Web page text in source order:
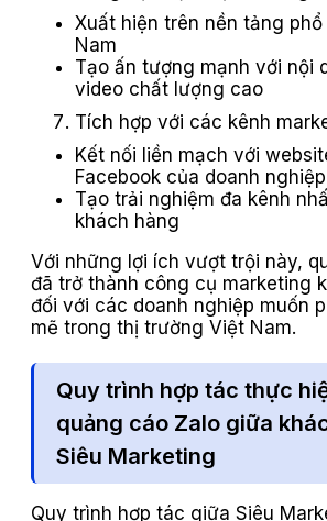
Xuất hiện trên nền tảng
Nam
Tạo ấn tượng mạnh với nội
video chất lượng cao
Tích hợp với các kênh
Kết nối liền mạch với
Facebook của doanh nghiệp
Tạo trải nghiệm đa kênh
khách hàng
Với những lợi ích vượt trội này,
đã trở thành công cụ marketing
đối với các doanh nghiệp muốn
mẽ trong thị trường Việt Nam.
Quy trình hợp tác thực
quảng cáo Zalo giữa
Siêu Marketing
Quy trình hợp tác giữa Siêu